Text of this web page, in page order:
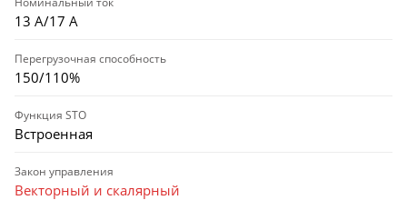
13 А/17 А
Перегрузочная способность
150/110%
Функция STO
Встроенная
Закон управления
Векторный и скалярный